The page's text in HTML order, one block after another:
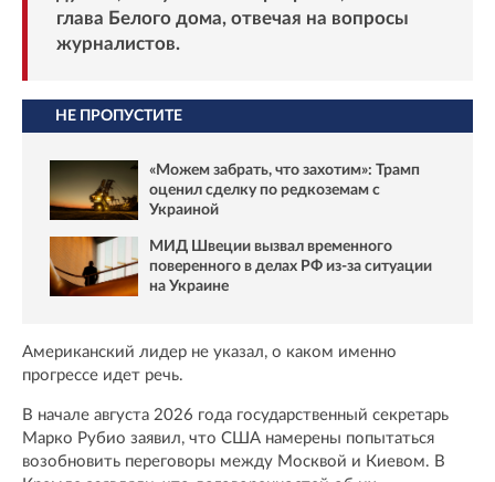
глава Белого дома, отвечая на вопросы
журналистов.
НЕ ПРОПУСТИТЕ
«Можем забрать, что захотим»: Трамп
оценил сделку по редкоземам с
Украиной
МИД Швеции вызвал временного
поверенного в делах РФ из-за ситуации
на Украине
Американский лидер не указал, о каком именно
прогрессе идет речь.
В начале августа 2026 года государственный секретарь
Марко Рубио заявил, что США намерены попытаться
возобновить переговоры между Москвой и Киевом. В